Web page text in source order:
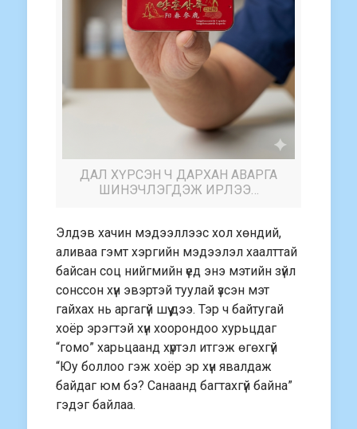
ДАЛ ХҮРСЭН Ч ДАРХАН АВАРГА
ШИНЭЧЛЭГДЭЖ ИРЛЭЭ…
Элдэв хачин мэдээллээс хол хөндий,
аливаа гэмт хэргийн мэдээлэл хаалттай
байсан соц нийгмийн үед энэ мэтийн зүйл
сонссон хүн эвэртэй туулай үзсэн мэт
гайхах нь аргагүй шүү дээ. Тэр ч байтугай
хоёр эрэгтэй хүн хоорондоо хурьцдаг
“гомо” харьцаанд хүртэл итгэж өгөхгүй
“Юу боллоо гэж хоёр эр хүн явалдаж
байдаг юм бэ? Санаанд багтахгүй байна”
гэдэг байлаа.